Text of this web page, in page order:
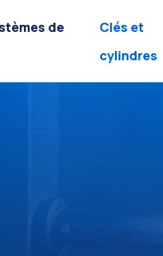
de
Clés et
cylindres